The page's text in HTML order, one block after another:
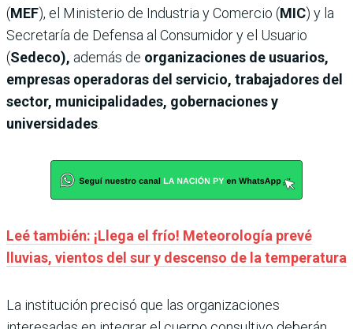
(MEF), el Ministerio de Industria y Comercio (MIC) y la
Secretaría de Defensa al Consumidor y el Usuario
(Sedeco), además de organizaciones de usuarios,
empresas operadoras del servicio, trabajadores del
sector, municipalidades, gobernaciones y
universidades
Leé también: ¡Llega el frío! Meteorología prevé
lluvias, vientos del sur y descenso de la temperatura
La institución precisó que las organizaciones